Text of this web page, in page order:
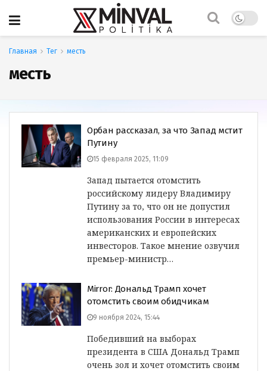
Главная Тег месть
месть
Орбан рассказал, за что Запад мстит
Путину
15 февраля 2025, 11:09
Запад пытается отомстить
российскому лидеру Владимиру
Путину за то, что он не допустил
использования России в интересах
американских и европейских
инвесторов. Такое мнение озвучил
премьер-министр…
Mirror: Дональд Трамп хочет
отомстить своим обидчикам
9 ноября 2024, 15:44
Победивший на выборах
президента в США Дональд Трамп
очень зол и хочет отомстить своим